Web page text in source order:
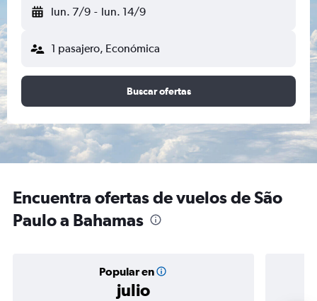
lun. 7/9 - lun. 14/9
1 pasajero, Económica
Buscar ofertas
Encuentra ofertas de vuelos de São
Paulo a Bahamas
Popular en
julio